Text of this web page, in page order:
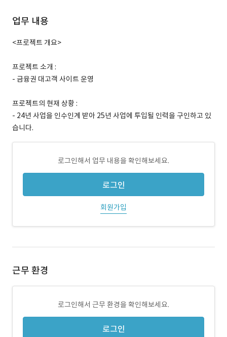
업무 내용
<프로젝트 개요>
프로젝트 소개 :
- 금융권 대고객 사이트 운영
프로젝트의 현재 상황 :
- 24년 사업을 인수인계 받아 25년 사업에 투입될 인력을 구인하고 있
습니다.
로그인해서 업무 내용을 확인해보세요.
로그인
회원가입
근무 환경
로그인해서 근무 환경을 확인해보세요.
로그인